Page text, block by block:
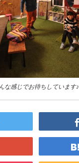
な感じでお待ちしています♪